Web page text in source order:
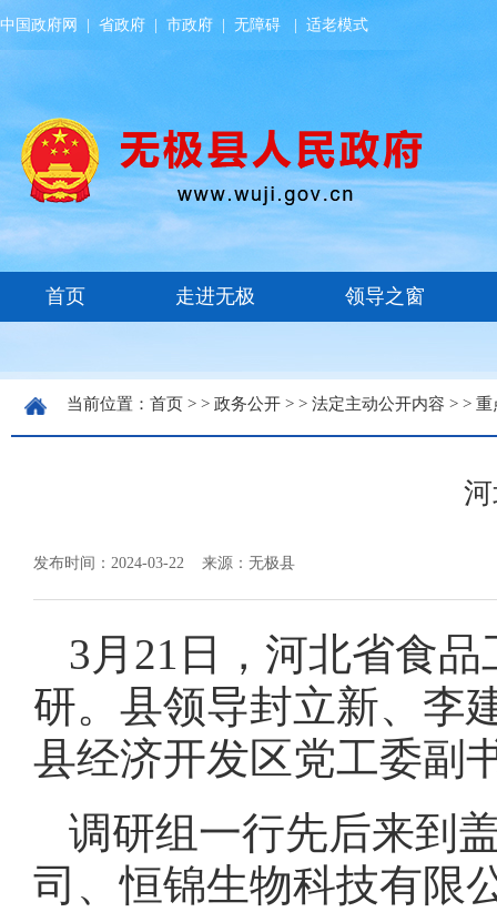
中国政府网 省政府 市政府 无障碍 适老模式
当前位置： 首页 > > 政务公开 > > 法定主动公开内容 > > 重
发布时间：2024-03-22 来源：无极县
3月21日，河北省食
研。县领导封立新、李
县经济开发区党工委副
调研组一行先后来到
司、恒锦生物科技有限